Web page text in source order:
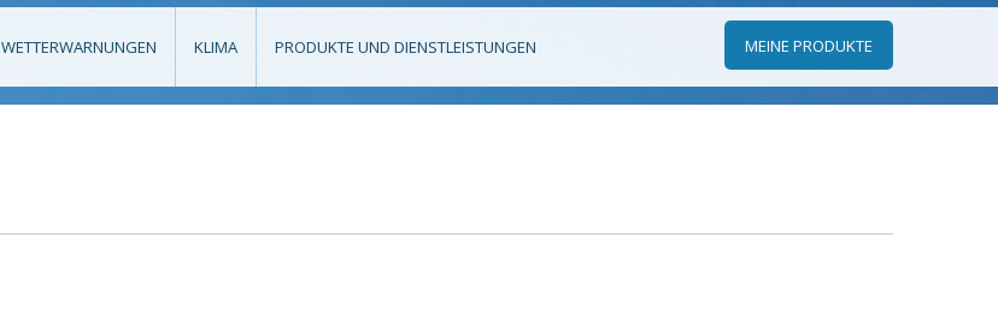
WETTERWARNUNGEN KLIMA PRODUKTE UND DIENSTLEISTUNGEN MEINE PRODUKTE